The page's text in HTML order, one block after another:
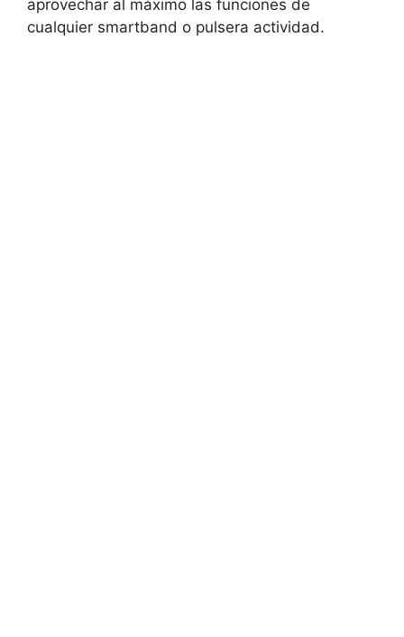
aprovechar al máximo las funciones de
cualquier smartband o pulsera actividad.